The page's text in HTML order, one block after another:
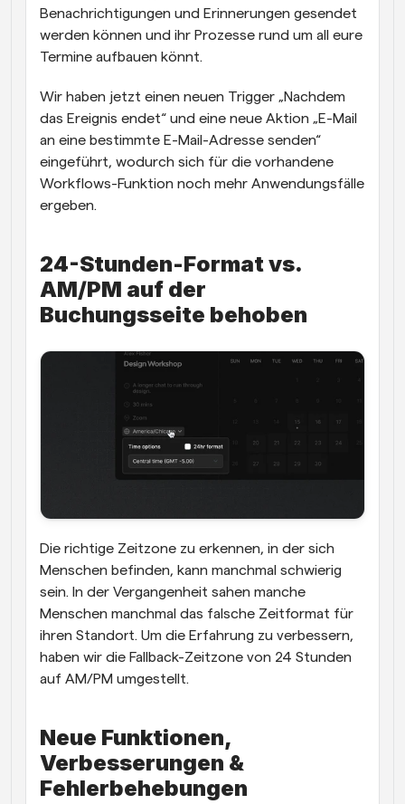
Benachrichtigungen und Erinnerungen gesendet
werden können und ihr Prozesse rund um all eure
Termine aufbauen könnt.
Wir haben jetzt einen neuen Trigger „Nachdem
das Ereignis endet“ und eine neue Aktion „E-Mail
an eine bestimmte E-Mail-Adresse senden“
eingeführt, wodurch sich für die vorhandene
Workflows-Funktion noch mehr Anwendungsfälle
ergeben.
24-Stunden-Format vs.
AM/PM auf der
Buchungsseite behoben
Die richtige Zeitzone zu erkennen, in der sich
Menschen befinden, kann manchmal schwierig
sein. In der Vergangenheit sahen manche
Menschen manchmal das falsche Zeitformat für
ihren Standort. Um die Erfahrung zu verbessern,
haben wir die Fallback-Zeitzone von 24 Stunden
auf AM/PM umgestellt.
Neue Funktionen,
Verbesserungen &
Fehlerbehebungen